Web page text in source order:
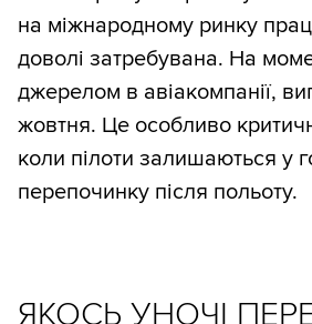
на міжнародному ринку
доволі затребувана. На
джерелом в авіакомпанії,
жовтня. Це особливо
коли пілоти залишаються у
перепочинку після польоту.
ЯКОСЬ УНОЧІ